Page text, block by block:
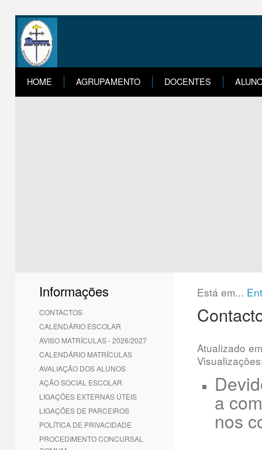
HOME AGRUPAMENTO DOCENTES
Informações
CONTACTOS
CALENDÁRIO ESCOLAR
AVISO MATRÍCULAS - 2026/2027
CALENDÁRIO MATRÍCULAS
AVALIAÇÃO DOS ALUNOS
AÇÃO SOCIAL ESCOLAR
LIGAÇÕES EXTERNAS ÚTEIS
LIGAÇÕES DE PARCEIROS
POLÍTICA DE PRIVACIDADE
PROCEDIMENTO CONCURSAL
Está em...
Atualizado
a
nos